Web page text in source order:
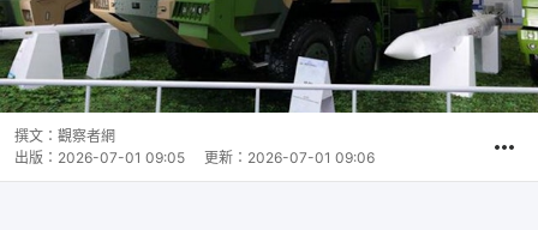
撰文： 觀察者網
出版： 2026-07-01 09:05 更新： 2026-07-01 09:06